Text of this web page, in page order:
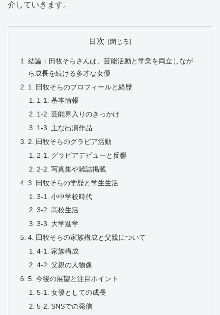
介していきます。
目次
結論：田牧そらさんは、芸能活動と学業を両立しなが
ら成長を続ける多才な女優
1. 田牧そらのプロフィールと経歴
1-1. 基本情報
1-2. 芸能界入りのきっかけ
1-3. 主な出演作品
2. 田牧そらのグラビア活動
2-1. グラビアデビューと反響
2-2. 写真集や雑誌掲載
3. 田牧そらの学歴と学生生活
3-1. 小中学校時代
3-2. 高校生活
3-3. 大学進学
4. 田牧そらの家族構成と父親について
4-1. 家族構成
4-2. 父親の人物像
5. 今後の展望と注目ポイント
5-1. 女優としての成長
5-2. SNSでの発信